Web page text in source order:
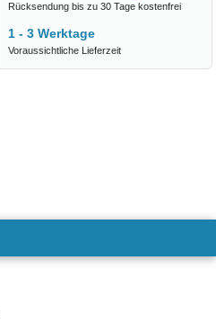
Rücksendung bis zu 30 Tage kostenfrei
1 - 3 Werktage
Voraussichtliche Lieferzeit